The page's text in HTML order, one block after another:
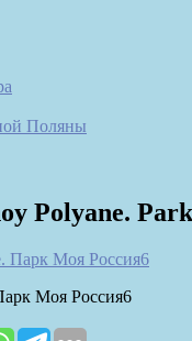
Поляны
Polyane.
Моя Россия6